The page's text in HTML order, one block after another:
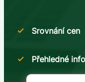
Srovnání cen
Přehledné